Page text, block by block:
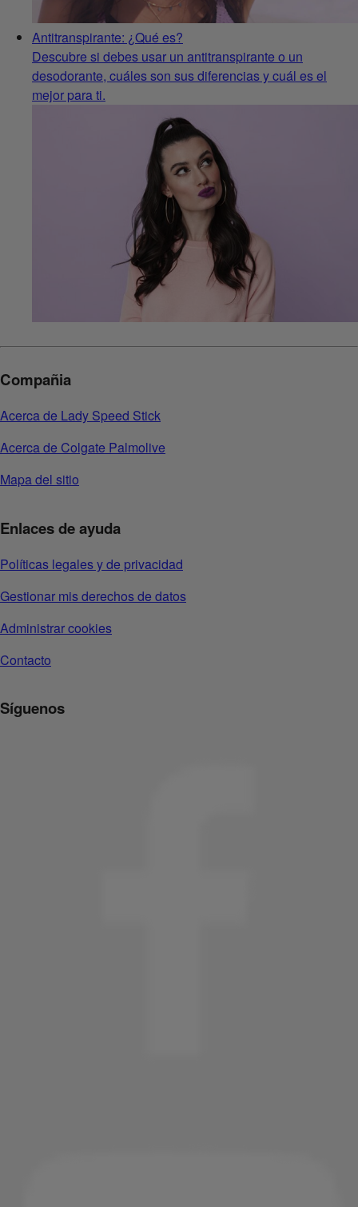
Antitranspirante: ¿Qué es?
Descubre si debes usar un antitranspirante o un
desodorante, cuáles son sus diferencias y cuál es el
mejor para ti.
Compañia
Acerca de Lady Speed Stick
Acerca de Colgate Palmolive
Mapa del sitio
Enlaces de ayuda
Políticas legales y de privacidad
Gestionar mis derechos de datos
Administrar cookies
Contacto
Síguenos